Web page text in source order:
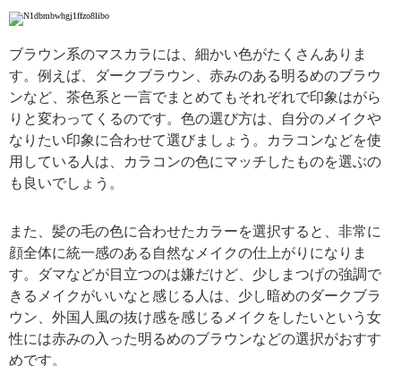
ブラウン系のマスカラには、細かい色がたくさんありま
す。例えば、ダークブラウン、赤みのある明るめのブラウ
ンなど、茶色系と一言でまとめてもそれぞれで印象はがら
りと変わってくるのです。色の選び方は、自分のメイクや
なりたい印象に合わせて選びましょう。カラコンなどを使
用している人は、カラコンの色にマッチしたものを選ぶの
も良いでしょう。
また、髪の毛の色に合わせたカラーを選択すると、非常に
顔全体に統一感のある自然なメイクの仕上がりになりま
す。ダマなどが目立つのは嫌だけど、少しまつげの強調で
きるメイクがいいなと感じる人は、少し暗めのダークブラ
ウン、外国人風の抜け感を感じるメイクをしたいという女
性には赤みの入った明るめのブラウンなどの選択がおすす
めです。